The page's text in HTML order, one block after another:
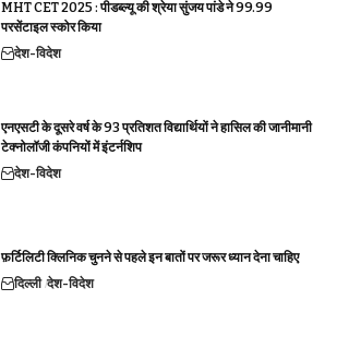
MHT CET 2025 : पीडब्ल्यू की श्रेया सुंजय पांडे ने 99.99
परसेंटाइल स्कोर किया
देश-विदेश
एनएसटी के दूसरे वर्ष के 93 प्रतिशत विद्यार्थियों ने हासिल की जानीमानी
टेक्नोलॉजी कंपनियों में इंटर्नशिप
देश-विदेश
फ़र्टिलिटी क्लिनिक चुनने से पहले इन बातों पर जरूर ध्यान देना चाहिए
दिल्ली देश-विदेश